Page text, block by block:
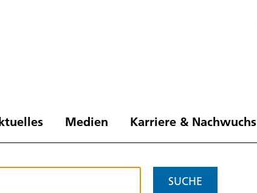
Medien Karriere & Nachwuchs
SUCHE